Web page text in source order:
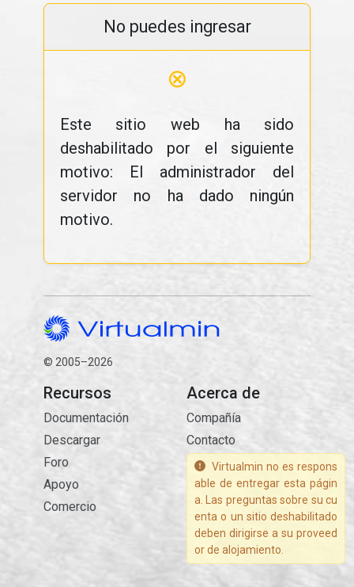
No puedes ingresar
⊗
Este sitio web ha sido
deshabilitado por el siguiente
motivo: El administrador del
servidor no ha dado ningún
motivo.
© 2005–2026
Recursos
Documentación
Descargar
Foro
Apoyo
Comercio
Acerca de
Compañía
Contacto
Virtualmin no es respons
able de entregar esta págin
a. Las preguntas sobre su cu
enta o un sitio deshabilitado
deben dirigirse a su proveed
or de alojamiento.